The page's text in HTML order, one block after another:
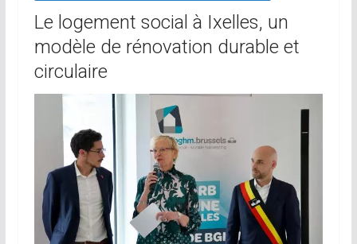
Le logement social à Ixelles, un
modèle de rénovation durable et
circulaire